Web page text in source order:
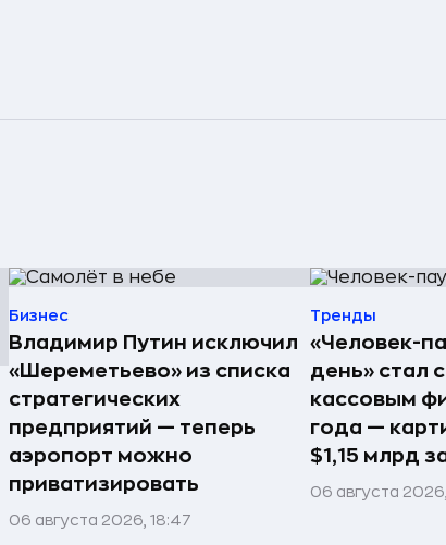
Бизнес
Владимир Путин исключил
«Шереметьево» из списка
стратегических
предприятий — теперь
аэропорт можно
приватизировать
06 августа 2026, 18:47
Тренды
«Человек-
день» стал
кассовым
года —
$1,15 млрд
06 августа 2026,